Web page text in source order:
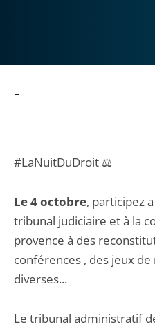
-
#LaNuitDuDroit ⚖️
Le 4 octobre, participez
tribunal judiciaire et à la
provence à des
conférences , des jeux
diverses...
Le tribunal administratif